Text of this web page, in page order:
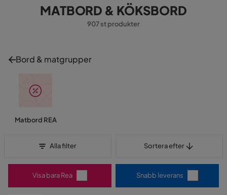
MATBORD & KÖKSBORD
907 st produkter
Bord & matgrupper
Matbord REA
Alla filter Sortera efter
Visa bara Rea Snabb leverans